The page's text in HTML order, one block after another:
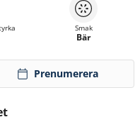
Prenumerera
Smak
Bär